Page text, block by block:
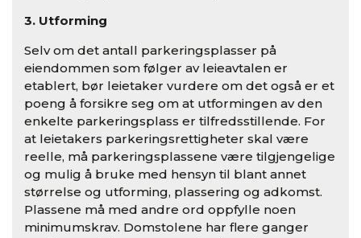
3. Utforming
Selv om det antall parkeringsplasser på
eiendommen som følger av leieavtalen er
etablert, bør leietaker vurdere om det også er et
poeng å forsikre seg om at utformingen av den
enkelte parkeringsplass er tilfredsstillende. For
at leietakers parkeringsrettigheter skal være
reelle, må parkeringsplassene være tilgjengelige
og mulig å bruke med hensyn til blant annet
størrelse og utforming, plassering og adkomst.
Plassene må med andre ord oppfylle noen
minimumskrav. Domstolene har flere ganger